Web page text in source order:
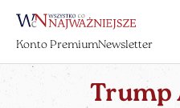
Konto PremiumNewsletter
Trump